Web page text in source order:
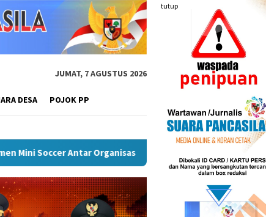
tutup
JUMAT, 7 AGUSTUS 2026
DESA POJOK PP
Musi Rawas Puncak Peringatan IPeKB Ke-19,